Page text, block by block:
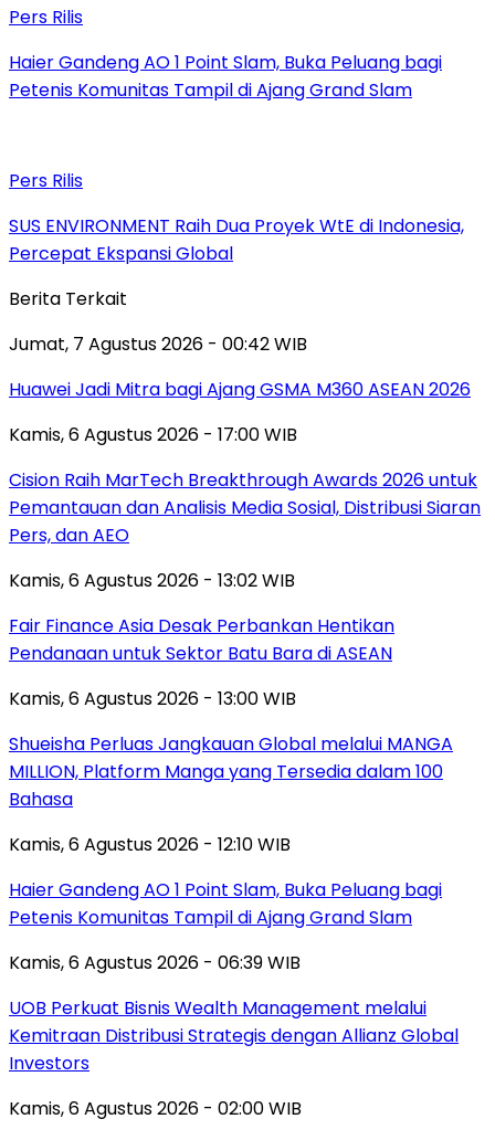
Pers Rilis
Haier Gandeng AO 1 Point Slam, Buka Peluang bagi
Petenis Komunitas Tampil di Ajang Grand Slam
Pers Rilis
SUS ENVIRONMENT Raih Dua Proyek WtE di Indonesia,
Percepat Ekspansi Global
Berita Terkait
Jumat, 7 Agustus 2026 - 00:42 WIB
Huawei Jadi Mitra bagi Ajang GSMA M360 ASEAN 2026
Kamis, 6 Agustus 2026 - 17:00 WIB
Cision Raih MarTech Breakthrough Awards 2026 untuk
Pemantauan dan Analisis Media Sosial, Distribusi Siaran
Pers, dan AEO
Kamis, 6 Agustus 2026 - 13:02 WIB
Fair Finance Asia Desak Perbankan Hentikan
Pendanaan untuk Sektor Batu Bara di ASEAN
Kamis, 6 Agustus 2026 - 13:00 WIB
Shueisha Perluas Jangkauan Global melalui MANGA
MILLION, Platform Manga yang Tersedia dalam 100
Bahasa
Kamis, 6 Agustus 2026 - 12:10 WIB
Haier Gandeng AO 1 Point Slam, Buka Peluang bagi
Petenis Komunitas Tampil di Ajang Grand Slam
Kamis, 6 Agustus 2026 - 06:39 WIB
UOB Perkuat Bisnis Wealth Management melalui
Kemitraan Distribusi Strategis dengan Allianz Global
Investors
Kamis, 6 Agustus 2026 - 02:00 WIB